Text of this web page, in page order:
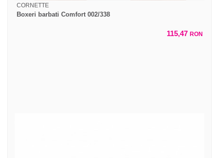
CORNETTE
Boxeri barbati Comfort 002/338
115,47 RON